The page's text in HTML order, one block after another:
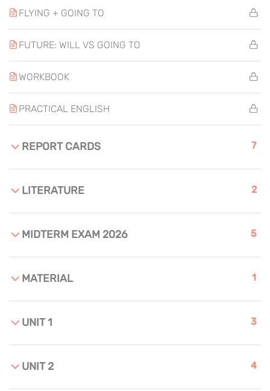
FLYING + GOING TO
FUTURE: WILL VS GOING TO
WORKBOOK
PRACTICAL ENGLISH
REPORT CARDS 7
LITERATURE 2
MIDTERM EXAM 2026 5
MATERIAL 1
UNIT 1 3
UNIT 2 4